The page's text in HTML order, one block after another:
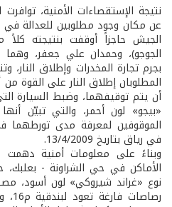
نتيجة الإستقصاءات الأمنية،
عن مكان وجود مطلوبين للعدالة
الجيش حاجزاً أوقفت بنتيجته
الجوجو)، وحمدان علي جعفر،
بجرم تجارة المخدرات وإطلاق
المطلوبان إطلاق النار على القوة
أن يتم توقيفهما، وضبط السيارة
«بيجو» لون أحمر، والتي تبيّن
الموقوفين لمعرفة مدى تورطهما
في رياق بتاريخ 13/4/2009.
وبناءً على معلومات أمنية دهمت
الأماكن في حي الشراونة - بعلبك،
نوع «غراند شيروكي» لون أسود،